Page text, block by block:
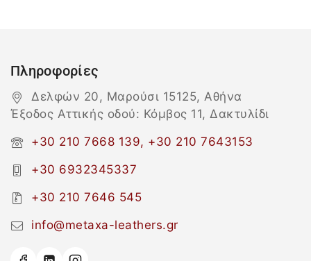
Πληροφορίες
Δελφών 20, Μαρούσι 15125, Αθήνα
Έξοδος Αττικής οδού: Κόμβος 11, Δακτυλίδι
+30 210 7668 139, +30 210 7643153
+30 6932345337
+30 210 7646 545
info@metaxa-leathers.gr